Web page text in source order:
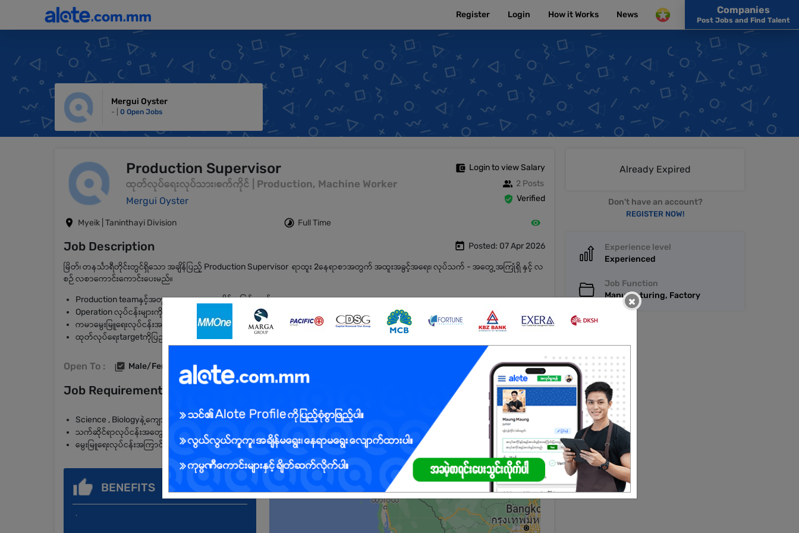
Register Login How it Works News Companies
Post Jobs and Find Talent
Mergui Oyster
- | 0 Open Jobs
Production Supervisor
ထုတ်လုပ်ရေးလုပ်သား၊စက်ကိုင် | Production, Machine Worker
Mergui Oyster
Login to view Salary
2 Posts
Verified
Myeik | Taninthayi Division Full Time
Job Description Posted: 07 Apr 2026
မြိတ်၊ တနင်္သာရီတိုင်းတွင်ရှိသော အချိန်ပြည့် Production Supervisor ရာထူး 2နေရာစာအတွက် အထူးအခွင့်အရေး၊ လုပ်သက် - အတွေ့အကြုံရှိ နှင့် လ
စဉ် လစာကောင်းကောင်းပေးမည်။
Production teamနှင့်အတူတူoversea သွားနိုင်သူဖြစ်ရမည်။
Operation လုပ်ငန်းများကိုလုပ်ဆောင်တက်ရမည်။
ကမာမွေးမြူရေးလုပ်ငန်းအကြောင်းနားလည်သူဖြစ်ရမည်။
ထုတ်လုပ်ရေးtargetကိုပြည့်မှီအောင်လုပ်ကိုင်နိုင်ရမည်။
Open To : Male/Female
Job Requirements
Science , Biologyနဲ့ကျောင်းပြီးထားသူဖြစ်ရမည်။
သက်ဆိုင်ရာလုပ်ငန်းအတွေ့အကြုံရှိသူဖြစ်ရမည်။
မွေးမြူရေးလုပ်ငန်းအကြာင်းနားလည်သူဖြစ်ရမည်။
BENEFITS
.
Already Expired
Don't have an account?
REGISTER NOW!
Experience level
Experienced
Job Function
Manufacturing, Factory
×